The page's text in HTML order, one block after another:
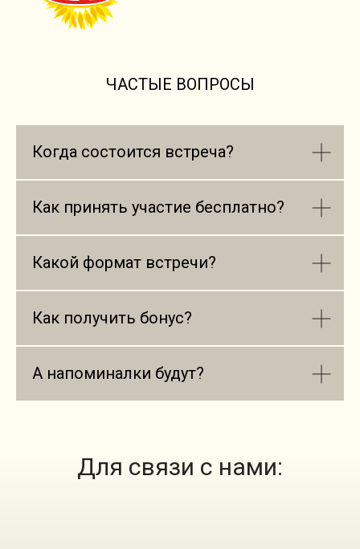
ЧАСТЫЕ ВОПРОСЫ
Когда состоится встреча?
Как принять участие бесплатно?
Какой формат встречи?
Как получить бонус?
А напоминалки будут?
Для связи с нами: